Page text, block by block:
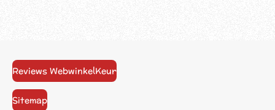
Reviews WebwinkelKeur
Sitemap